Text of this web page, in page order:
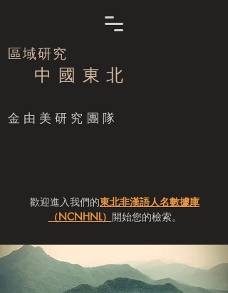
區域研究
中 國 東 北
​金由美研究團隊
歡迎進入我們的東北非漢語人名數據庫
（NCNHNL） 開始您的檢索。